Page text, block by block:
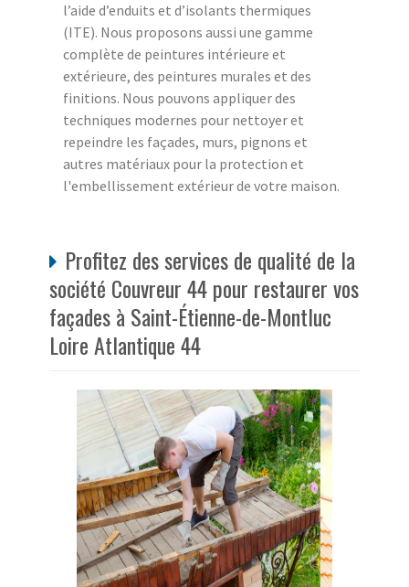
l’aide d’enduits et d’isolants thermiques
(ITE). Nous proposons aussi une gamme
complète de peintures intérieure et
extérieure, des peintures murales et des
finitions. Nous pouvons appliquer des
techniques modernes pour nettoyer et
repeindre les façades, murs, pignons et
autres matériaux pour la protection et
l'embellissement extérieur de votre maison.
Profitez des services de qualité de la
société Couvreur 44 pour restaurer vos
façades à Saint-Étienne-de-Montluc
Loire Atlantique 44